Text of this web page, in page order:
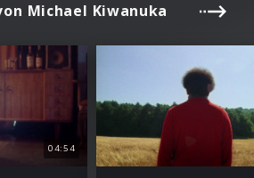
Michael Kiwanuka
04:54